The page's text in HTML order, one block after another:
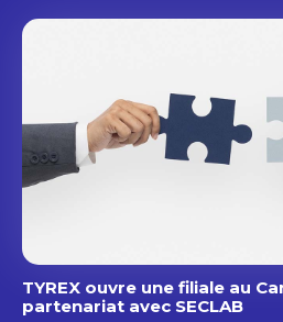
TYREX ouvre une filiale au
partenariat avec SECLAB